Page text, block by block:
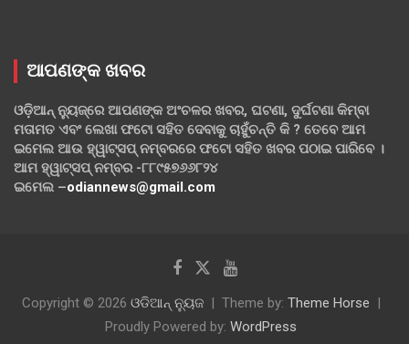
ଆପଣଙ୍କ ଖବର
ଓଡ଼ିଆନ୍ ନ୍ୟୁଜ୍‌ରେ ଆପଣଙ୍କ ଅଂଚଳର ଖବର, ଘଟଣା, ଦୁର୍ଘଟଣା କିମ୍ବା
ମତାମତ ଏବଂ ଲେଖା ଫଟୋ ସହିତ ଦେବାକୁ ଚାହୁଁଚନ୍ତି କି ? ତେବେ ଆମ
ଇମେଲ ଆଉ ହ୍ୱାଟ୍‌ସପ୍ ନମ୍ବରରେ ଫଟୋ ସହିତ ଖବର ପଠାଇ ପାରିବେ ।
ଆମ ହ୍ୱାଟ୍‌ସପ୍ ନମ୍ବର -୮୮୯୫୭୬୬୮୨୪
ଇମେଲ –odiannews@gmail.com
Copyright © 2026 ଓଡିଆନ୍ ନ୍ୟୁଜ Theme by: Theme Horse
Proudly Powered by: WordPress